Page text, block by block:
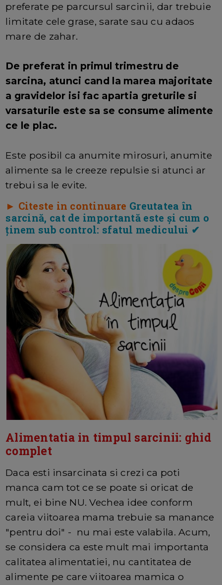
preferate pe parcursul sarcinii, dar trebuie
limitate cele grase, sarate sau cu adaos
mare de zahar.
De preferat in primul trimestru de
sarcina, atunci cand la marea majoritate
a gravidelor isi fac apartia greturile si
varsaturile este sa se consume alimente
ce le plac.
Este posibil ca anumite mirosuri, anumite
alimente sa le creeze repulsie si atunci ar
trebui sa le evite.
► Citeste in continuare Greutatea în
sarcină, cat de importantă este și cum o
ținem sub control: sfatul medicului ✔
Alimentatia in timpul sarcinii: ghid
complet
Daca esti insarcinata si crezi ca poti
manca cam tot ce se poate si oricat de
mult, ei bine NU. Vechea idee conform
careia viitoarea mama trebuie sa manance
"pentru doi" - nu mai este valabila. Acum,
se considera ca este mult mai importanta
calitatea alimentatiei, nu cantitatea de
alimente pe care viitoarea mamica o